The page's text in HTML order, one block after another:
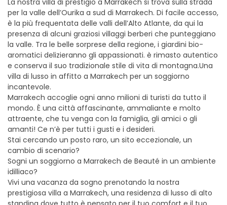
per la valle dell’Ourika a sud di Marrakech. Di facile accesso,
è la più frequentata delle valli dell’Alto Atlante, da qui la
presenza di alcuni graziosi villaggi berberi che punteggiano
la valle. Tra le belle sorprese della regione, i giardini bio-
aromatici delizieranno gli appassionati. è rimasto autentico
e conserva il suo tradizionale stile di vita di montagna.Una
villa di lusso in affitto a Marrakech per un soggiorno
incantevole.
Marrakech accoglie ogni anno milioni di turisti da tutto il
mondo. È una città affascinante, ammaliante e molto
attraente, che tu venga con la famiglia, gli amici o gli
amanti! Ce n’è per tutti i gusti e i desideri.
Stai cercando un posto raro, un sito eccezionale, un
cambio di scenario?
Sogni un soggiorno a Marrakech de Beauté in un ambiente
idilliaco?
Vivi una vacanza da sogno prenotando la nostra
prestigiosa villa a Marrakech, una residenza di lusso di alto